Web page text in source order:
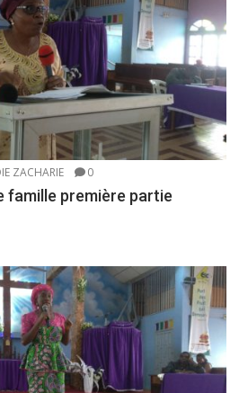
ZACHARIE 0
famille première partie